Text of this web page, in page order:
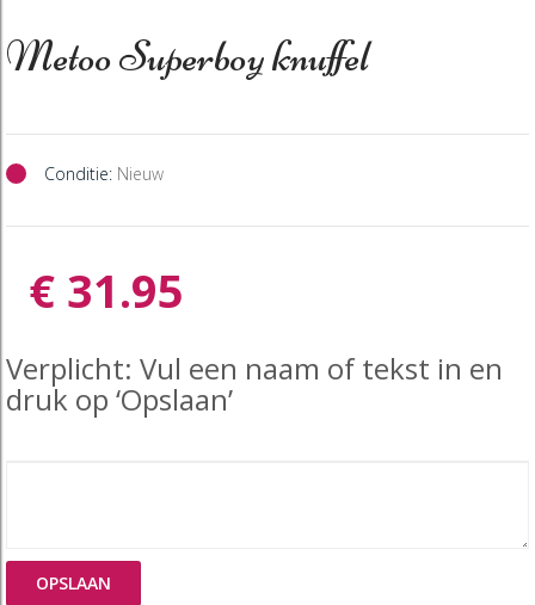
Metoo Superboy knuffel
Conditie: Nieuw
€ 31.95
Verplicht: Vul een naam of tekst in en
druk op ‘Opslaan’
OPSLAAN